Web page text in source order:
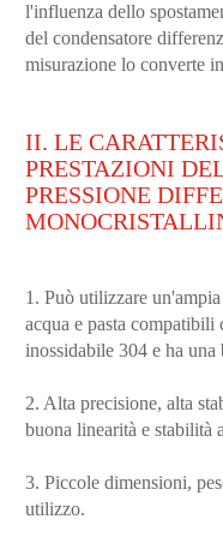
l'influenza dello
del condensatore
misurazione lo converte
II. LE
PRESTAZIONI
PRESSIONE
1. Può utilizzare
acqua e pasta
inossidabile 304 e ha
2. Alta precisione, alta
buona linearità e stabilità
3. Piccole dimensioni,
utilizzo.